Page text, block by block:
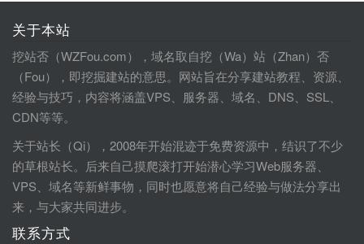
关于本站
挖站否（WZFou.com），域名取自挖（Wa）站（Zhan）否
（Fou），即挖掘建站的意思。网站旨在分享建站教程、资源、
经验与技巧，内容将涵盖VPS、服务器、域名、DNS、SSL、
CDN等等。
关于站长（Qi），2008年开始混迹于免费资源中，结识了不少
的草根站长。后来自己摸爬滚打开始潜心学习Web服务器、
VPS、域名等新鲜事物，同时也愿意将自己经验与做法分享出
来，与大家共同进步。
联系方式